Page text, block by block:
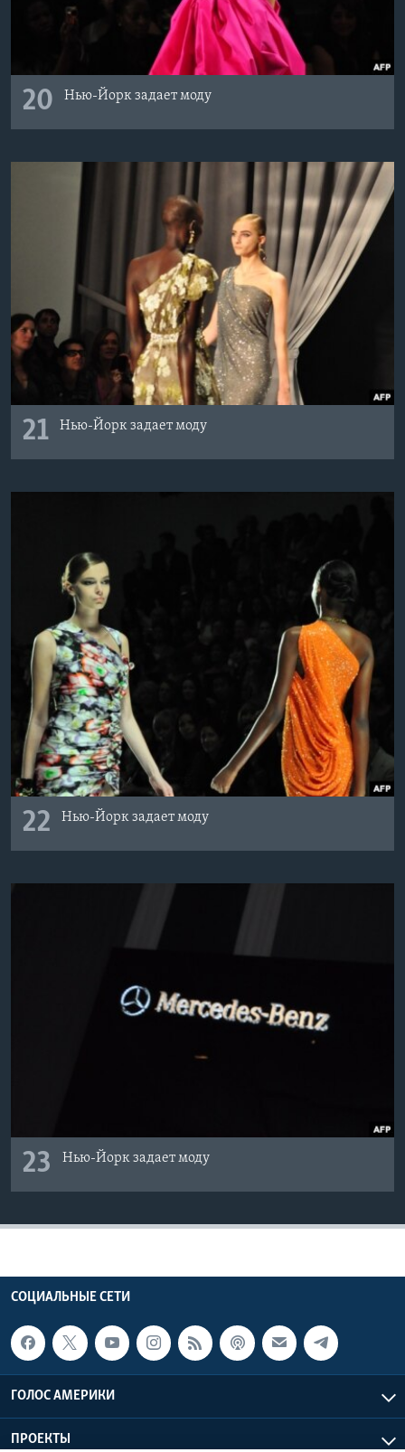
20 Нью-Йорк задает моду
21 Нью-Йорк задает моду
22 Нью-Йорк задает моду
23 Нью-Йорк задает моду
СОЦИАЛЬНЫЕ СЕТИ
ГОЛОС АМЕРИКИ
ПРОЕКТЫ